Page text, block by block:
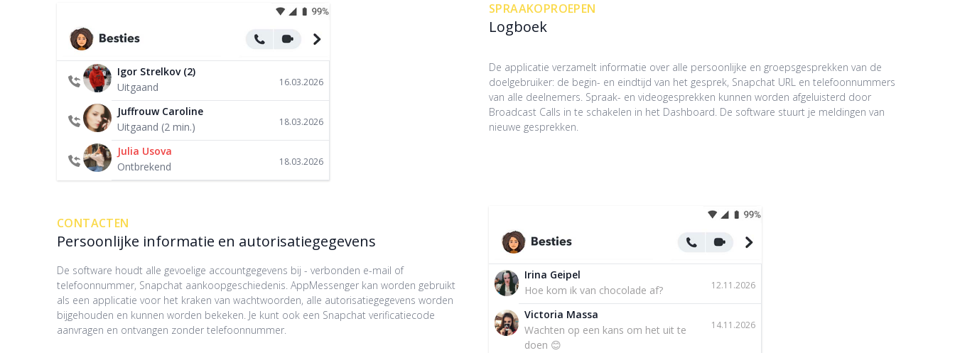
SPRAAKOPROEPEN
Logboek
Igor Strelkov (2)
16.03.2026
Uitgaand
Juffrouw Caroline
18.03.2026
Uitgaand (2 min.)
Julia Usova
18.03.2026
Ontbrekend
De applicatie verzamelt informatie over alle persoonlijke en groepsgesprekken van de
doelgebruiker: de begin- en eindtijd van het gesprek, Snapchat URL en telefoonnummers
van alle deelnemers. Spraak- en videogesprekken kunnen worden afgeluisterd door
Broadcast Calls in te schakelen in het Dashboard. De software stuurt je meldingen van
nieuwe gesprekken.
CONTACTEN
Persoonlijke informatie en autorisatiegegevens
De software houdt alle gevoelige accountgegevens bij - verbonden e-mail of
telefoonnummer, Snapchat aankoopgeschiedenis. AppMessenger kan worden gebruikt
als een applicatie voor het kraken van wachtwoorden, alle autorisatiegegevens worden
bijgehouden en kunnen worden bekeken. Je kunt ook een Snapchat verificatiecode
aanvragen en ontvangen zonder telefoonnummer.
Irina Geipel
12.11.2026
Hoe kom ik van chocolade af?
Victoria Massa
14.11.2026
Wachten op een kans om het uit te
doen 😊